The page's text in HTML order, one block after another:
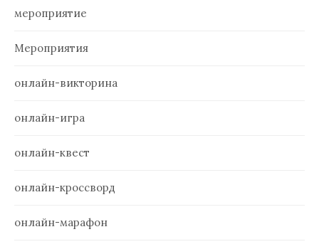
мероприятие
Мероприятия
онлайн-викторина
онлайн-игра
онлайн-квест
онлайн-кроссворд
онлайн-марафон